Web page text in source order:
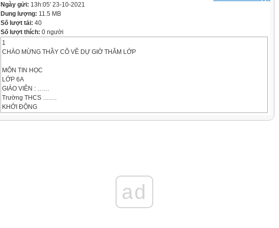
Ngày gửi: 13h:05' 23-10-2021
Dung lượng: 11.5 MB
Số lượt tải: 40
Số lượt thích: 0 người
1
CHÀO MỪNG THẦY CÔ VỀ DỰ GIỜ THĂM LỚP
MÔN TIN HỌC
LỚP 6A
GIÁO VIÊN : ……
Trường THCS …….
KHỞI ĐỘNG
Một hoặc nhiều trang web liên quan tổ chức dưới một địa chỉ truy cập chung
ad